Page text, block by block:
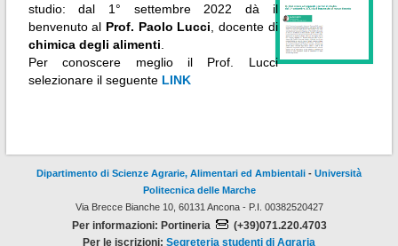
studio:
dal 1° settembre 2022 dà il
benvenuto al Prof. Paolo Lucci, docente di
chimica degli alimenti.
Per conoscere meglio il Prof. Lucci
selezionare il seguente LINK
Dipartimento di Scienze Agrarie, Alimentari ed Ambientali - Università
Politecnica delle Marche
Via Brecce Bianche 10, 60131 Ancona - P.I. 00382520427
Per informazioni: Portineria
(+39)071.220.4703
Per le iscrizioni: Segreteria studenti di Agraria